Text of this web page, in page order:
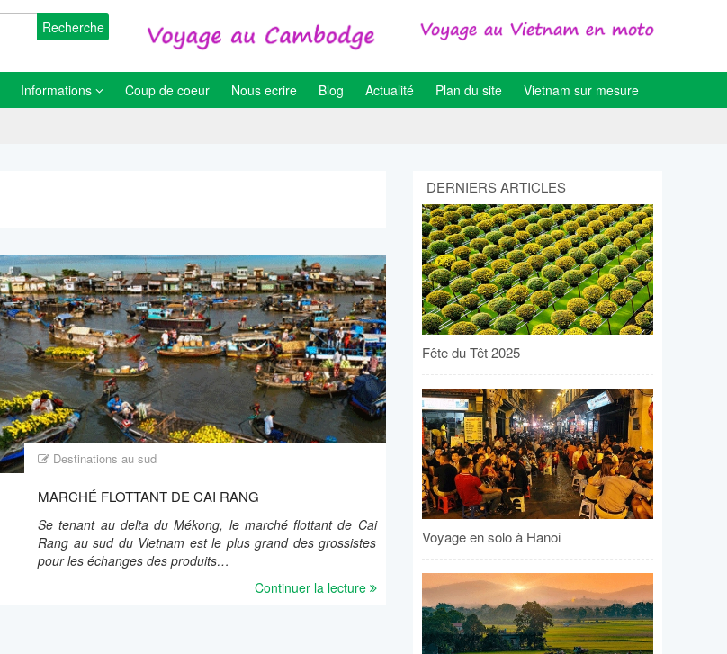
Recherche
Informations Coup de coeur Nous ecrire Blog Actualité Plan du site Vietnam sur mesure
Destinations au sud
MARCHÉ FLOTTANT DE CAI RANG
Se tenant au delta du Mékong, le marché flottant de Cai
Rang au sud du Vietnam est le plus grand des grossistes
pour les échanges des produits…
Continuer la lecture
DERNIERS ARTICLES
Fête du Têt 2025
Voyage en solo à Hanoi